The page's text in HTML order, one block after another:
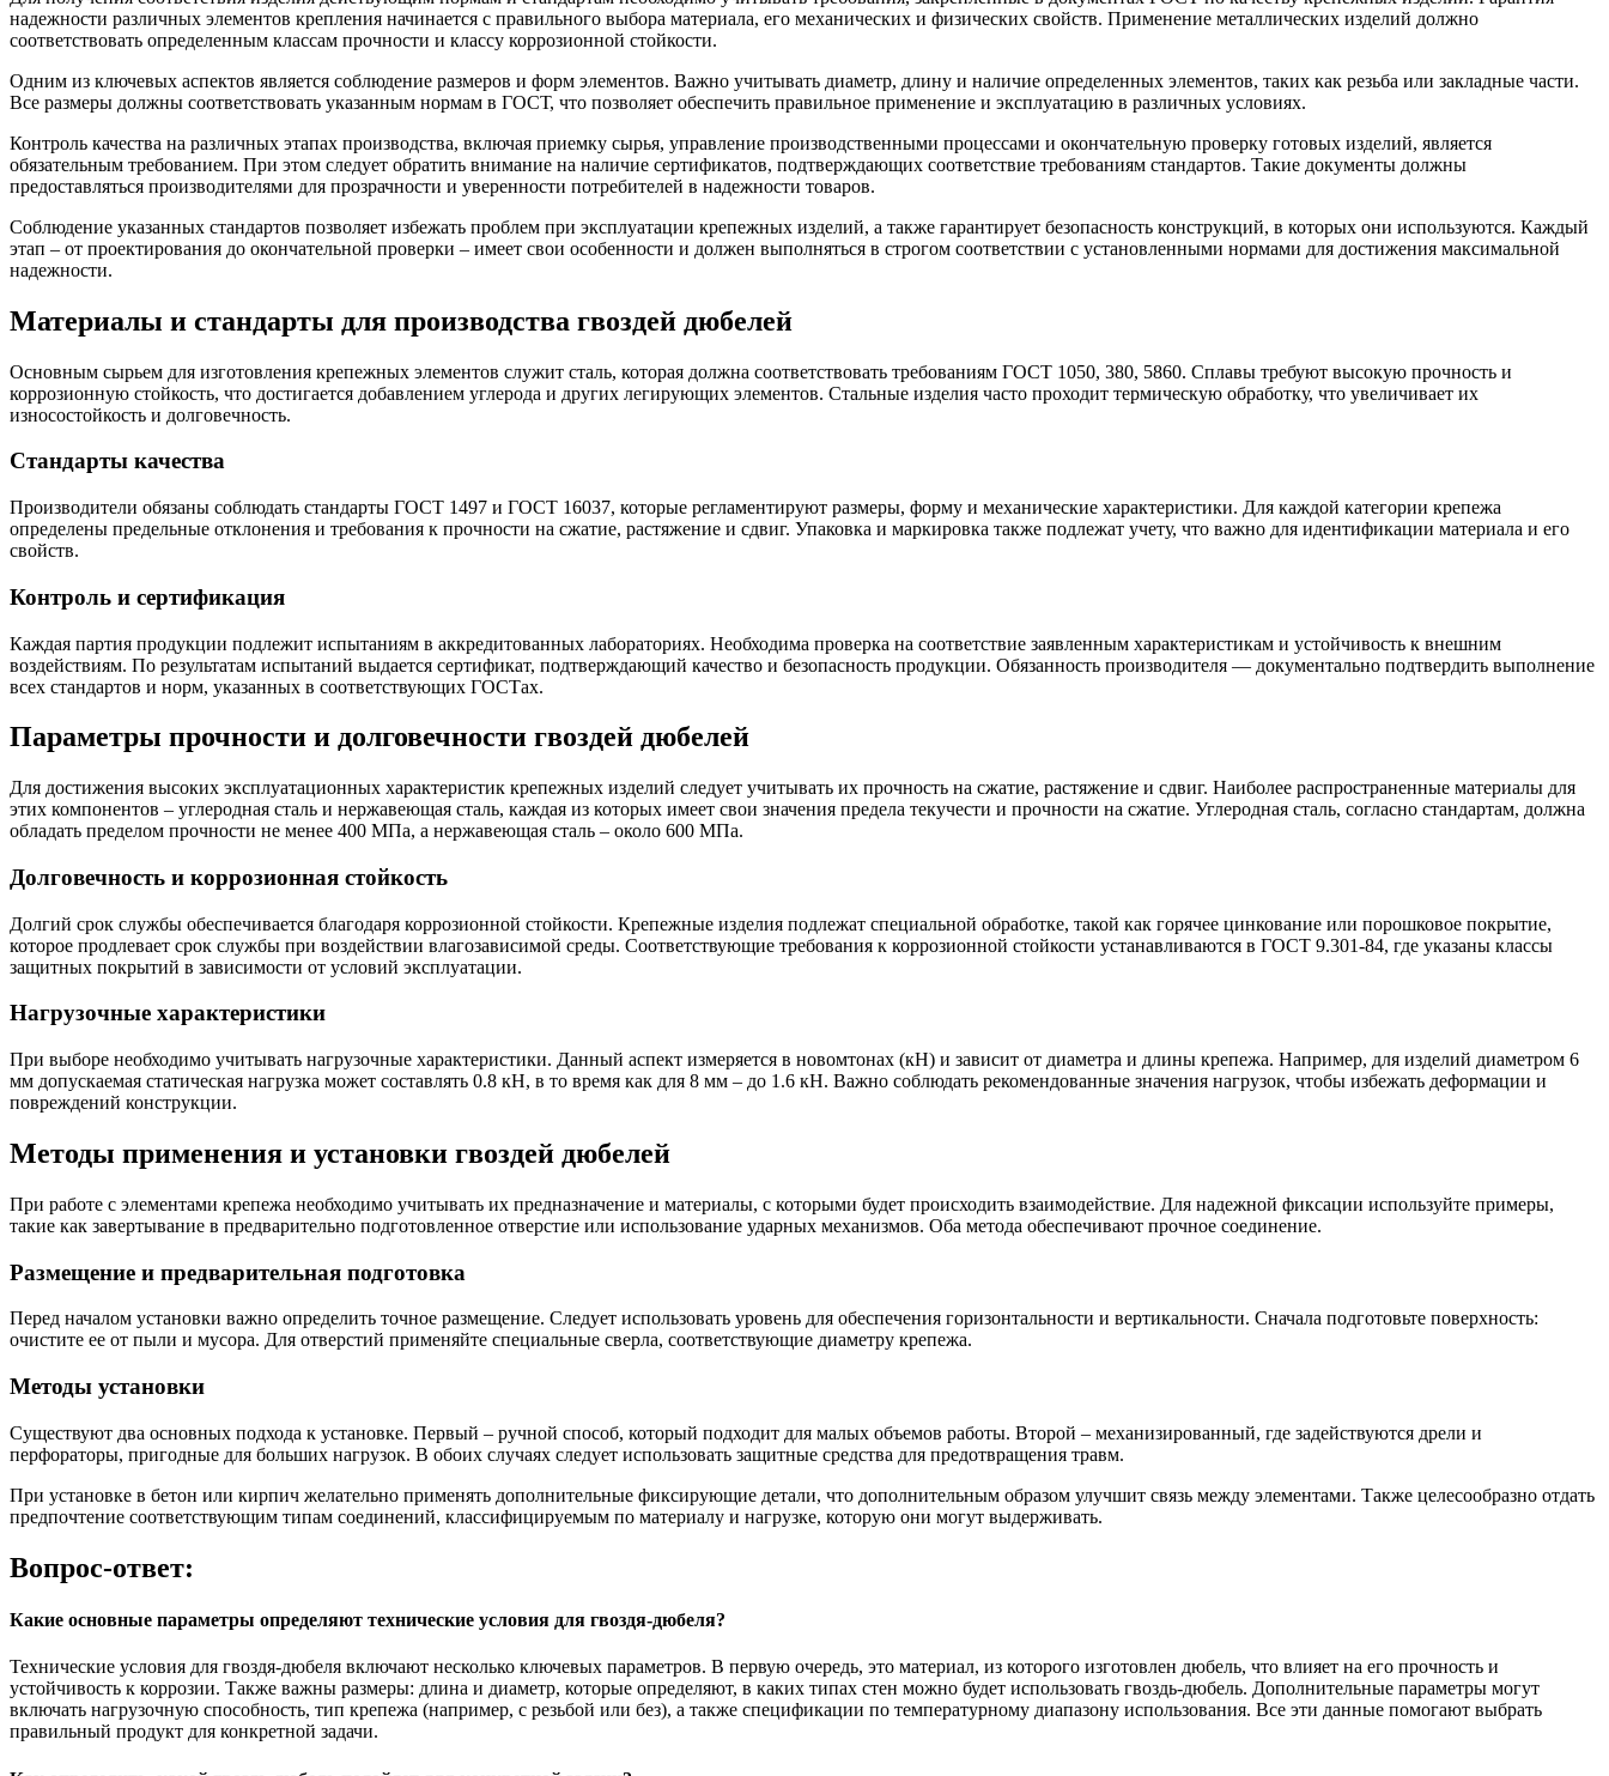
надежности различных элементов крепления начинается с правильного выбора материала, его механических и физических свойств. Применение металлических изделий должно
соответствовать определенным классам прочности и классу коррозионной стойкости.
Одним из ключевых аспектов является соблюдение размеров и форм элементов. Важно учитывать диаметр, длину и наличие определенных элементов, таких как резьба или закладные части.
Все размеры должны соответствовать указанным нормам в ГОСТ, что позволяет обеспечить правильное применение и эксплуатацию в различных условиях.
Контроль качества на различных этапах производства, включая приемку сырья, управление производственными процессами и окончательную проверку готовых изделий, является
обязательным требованием. При этом следует обратить внимание на наличие сертификатов, подтверждающих соответствие требованиям стандартов. Такие документы должны
предоставляться производителями для прозрачности и уверенности потребителей в надежности товаров.
Соблюдение указанных стандартов позволяет избежать проблем при эксплуатации крепежных изделий, а также гарантирует безопасность конструкций, в которых они используются. Каждый
этап – от проектирования до окончательной проверки – имеет свои особенности и должен выполняться в строгом соответствии с установленными нормами для достижения максимальной
надежности.
Материалы и стандарты для производства гвоздей дюбелей
Основным сырьем для изготовления крепежных элементов служит сталь, которая должна соответствовать требованиям ГОСТ 1050, 380, 5860. Сплавы требуют высокую прочность и
коррозионную стойкость, что достигается добавлением углерода и других легирующих элементов. Стальные изделия часто проходит термическую обработку, что увеличивает их
износостойкость и долговечность.
Стандарты качества
Производители обязаны соблюдать стандарты ГОСТ 1497 и ГОСТ 16037, которые регламентируют размеры, форму и механические характеристики. Для каждой категории крепежа
определены предельные отклонения и требования к прочности на сжатие, растяжение и сдвиг. Упаковка и маркировка также подлежат учету, что важно для идентификации материала и его
свойств.
Контроль и сертификация
Каждая партия продукции подлежит испытаниям в аккредитованных лабораториях. Необходима проверка на соответствие заявленным характеристикам и устойчивость к внешним
воздействиям. По результатам испытаний выдается сертификат, подтверждающий качество и безопасность продукции. Обязанность производителя — документально подтвердить выполнение
всех стандартов и норм, указанных в соответствующих ГОСТах.
Параметры прочности и долговечности гвоздей дюбелей
Для достижения высоких эксплуатационных характеристик крепежных изделий следует учитывать их прочность на сжатие, растяжение и сдвиг. Наиболее распространенные материалы для
этих компонентов – углеродная сталь и нержавеющая сталь, каждая из которых имеет свои значения предела текучести и прочности на сжатие. Углеродная сталь, согласно стандартам, должна
обладать пределом прочности не менее 400 МПа, а нержавеющая сталь – около 600 МПа.
Долговечность и коррозионная стойкость
Долгий срок службы обеспечивается благодаря коррозионной стойкости. Крепежные изделия подлежат специальной обработке, такой как горячее цинкование или порошковое покрытие,
которое продлевает срок службы при воздействии влагозависимой среды. Соответствующие требования к коррозионной стойкости устанавливаются в ГОСТ 9.301-84, где указаны классы
защитных покрытий в зависимости от условий эксплуатации.
Нагрузочные характеристики
При выборе необходимо учитывать нагрузочные характеристики. Данный аспект измеряется в новомтонах (кН) и зависит от диаметра и длины крепежа. Например, для изделий диаметром 6
мм допускаемая статическая нагрузка может составлять 0.8 кН, в то время как для 8 мм – до 1.6 кН. Важно соблюдать рекомендованные значения нагрузок, чтобы избежать деформации и
повреждений конструкции.
Методы применения и установки гвоздей дюбелей
При работе с элементами крепежа необходимо учитывать их предназначение и материалы, с которыми будет происходить взаимодействие. Для надежной фиксации используйте примеры,
такие как завертывание в предварительно подготовленное отверстие или использование ударных механизмов. Оба метода обеспечивают прочное соединение.
Размещение и предварительная подготовка
Перед началом установки важно определить точное размещение. Следует использовать уровень для обеспечения горизонтальности и вертикальности. Сначала подготовьте поверхность:
очистите ее от пыли и мусора. Для отверстий применяйте специальные сверла, соответствующие диаметру крепежа.
Методы установки
Существуют два основных подхода к установке. Первый – ручной способ, который подходит для малых объемов работы. Второй – механизированный, где задействуются дрели и
перфораторы, пригодные для больших нагрузок. В обоих случаях следует использовать защитные средства для предотвращения травм.
При установке в бетон или кирпич желательно применять дополнительные фиксирующие детали, что дополнительным образом улучшит связь между элементами. Также целесообразно отдать
предпочтение соответствующим типам соединений, классифицируемым по материалу и нагрузке, которую они могут выдерживать.
Вопрос-ответ:
Какие основные параметры определяют технические условия для гвоздя-дюбеля?
Технические условия для гвоздя-дюбеля включают несколько ключевых параметров. В первую очередь, это материал, из которого изготовлен дюбель, что влияет на его прочность и
устойчивость к коррозии. Также важны размеры: длина и диаметр, которые определяют, в каких типах стен можно будет использовать гвоздь-дюбель. Дополнительные параметры могут
включать нагрузочную способность, тип крепежа (например, с резьбой или без), а также спецификации по температурному диапазону использования. Все эти данные помогают выбрать
правильный продукт для конкретной задачи.